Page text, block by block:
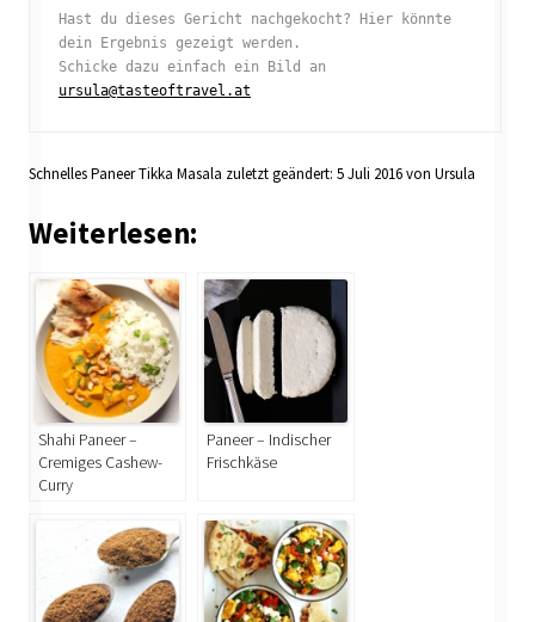
Hast du dieses Gericht nachgekocht? Hier könnte
dein Ergebnis gezeigt werden.
ursula@tasteoftravel.at
Schnelles Paneer Tikka Masala zuletzt geändert: 5 Juli 2016von Ursula
Weiterlesen:
Shahi Paneer –
Cremiges Cashew-
Curry
Paneer – Indischer
Frischkäse